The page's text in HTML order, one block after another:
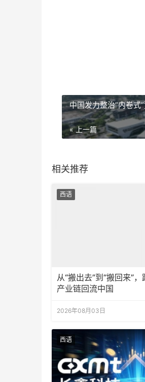
中国发力整治“内卷式
« 上一篇
相关推荐
西语
从“搬出去”到“搬回来”
产业链回流中国
2026年08月03日
西语